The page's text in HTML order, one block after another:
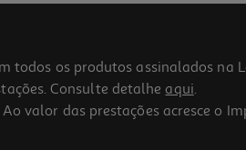
todos os produtos assinalados na
Consulte detalhe aqui.
valor das prestações acresce o